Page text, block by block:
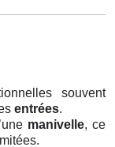
souvent
entrées.
manivelle, ce